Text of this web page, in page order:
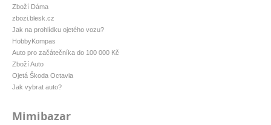
Zboží Dáma
zbozi.blesk.cz
Jak na prohlídku ojetého vozu?
HobbyKompas
Auto pro začátečníka do 100 000 Kč
Zboží Auto
Ojetá Škoda Octavia
Jak vybrat auto?
Mimibazar